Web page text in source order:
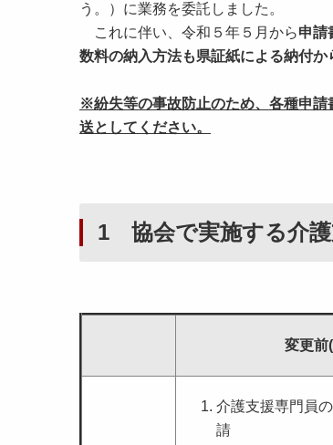
う。）に業務を委託しました。
これに伴い、令和５年５月から申請
数料の納入方法も県証紙による納付か
※紛失等の事故防止のため、各種申請
送としてください。
1 協会で実施する介護
変更前
介護支援専門員
請